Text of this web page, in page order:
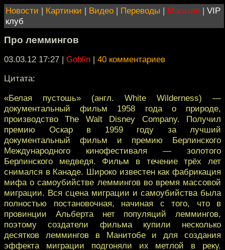
Новости | Картинки | Видео | Переводы | Магазин | VIP
клуб
Про леммингов
03.03.12 17:27 | Goblin | 40 комментариев
Цитата:
«Белая пустошь» (англ. White Wilderness) —
документальный фильм 1958 года о природе,
производство The Walt Disney Company. Получил
премию Оскар в 1959 году за лучший
документальный фильм и премию Берлинского
Международного кинофестиваля — золотого
Берлинского медведя. Фильм в течение трёх лет
снимался в Канаде. Широко известен как фабрикация
мифа о самоубийстве леммингов во время массовой
миграции. Вся сцена миграции и самоубийства была
полностью постановочная, начиная с того, что в
провинции Альберта нет популяций леммингов,
поэтому создатели фильма купили несколько
десятков леммингов в Манитобе и для создания
эффекта миграции подгоняли их метлой в реку.